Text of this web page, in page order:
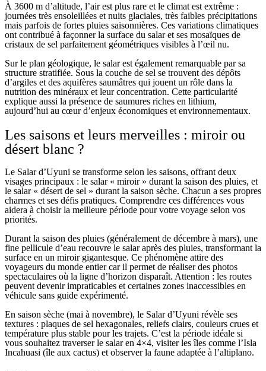
À 3600 m d’altitude, l’air est plus rare et le climat est extrême :
journées très ensoleillées et nuits glaciales, très faibles précipitations
mais parfois de fortes pluies saisonnières. Ces variations climatiques
ont contribué à façonner la surface du salar et ses mosaïques de
cristaux de sel parfaitement géométriques visibles à l’œil nu.
Sur le plan géologique, le salar est également remarquable par sa
structure stratifiée. Sous la couche de sel se trouvent des dépôts
d’argiles et des aquifères saumâtres qui jouent un rôle dans la
nutrition des minéraux et leur concentration. Cette particularité
explique aussi la présence de saumures riches en lithium,
aujourd’hui au cœur d’enjeux économiques et environnementaux.
Les saisons et leurs merveilles : miroir ou
désert blanc ?
Le Salar d’Uyuni se transforme selon les saisons, offrant deux
visages principaux : le salar « miroir » durant la saison des pluies, et
le salar « désert de sel » durant la saison sèche. Chacun a ses propres
charmes et ses défis pratiques. Comprendre ces différences vous
aidera à choisir la meilleure période pour votre voyage selon vos
priorités.
Durant la saison des pluies (généralement de décembre à mars), une
fine pellicule d’eau recouvre le salar après des pluies, transformant la
surface en un miroir gigantesque. Ce phénomène attire des
voyageurs du monde entier car il permet de réaliser des photos
spectaculaires où la ligne d’horizon disparaît. Attention : les routes
peuvent devenir impraticables et certaines zones inaccessibles en
véhicule sans guide expérimenté.
En saison sèche (mai à novembre), le Salar d’Uyuni révèle ses
textures : plaques de sel hexagonales, reliefs clairs, couleurs crues et
température plus stable pour les trajets. C’est la période idéale si
vous souhaitez traverser le salar en 4×4, visiter les îles comme l’Isla
Incahuasi (île aux cactus) et observer la faune adaptée à l’altiplano.